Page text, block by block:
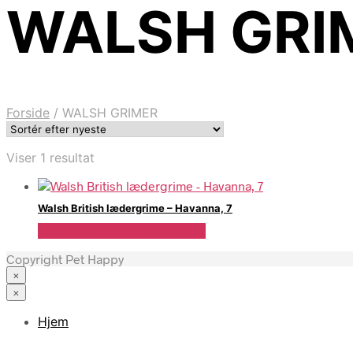
WALSH
Forside / WALSH GRIMER
Viser 1 resultat
Walsh British lædergrime – Havanna, 7
Copyright Pet Happy
×
×
Hjem